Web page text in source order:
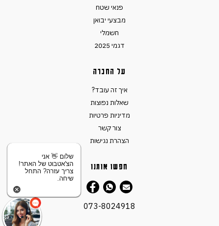
פנאי שטח
מבצעי יבואן
חשמלי
דגמי 2025
על החברה
איך זה עובד?
שאלות נפוצות
מדיניות פרטיות
צור קשר
הצהרת נגישות
חפשו אותנו
073-8024918
שלום 👋 אני
הצ'אטבוט של האתר!
צריך עזרה? התחל
שיחה.